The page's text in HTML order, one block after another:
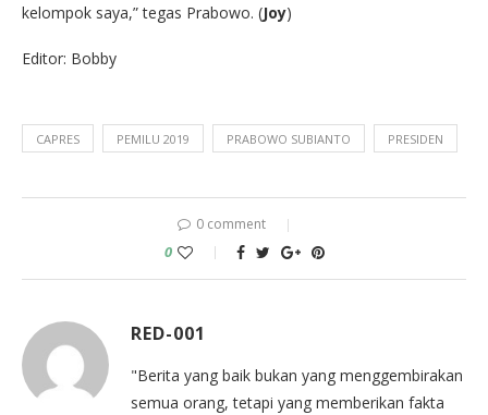
kelompok saya,” tegas Prabowo. (Joy)
Editor: Bobby
CAPRES PEMILU 2019 PRABOWO SUBIANTO PRESIDEN
0 comment
0
RED-001
"Berita yang baik bukan yang menggembirakan
semua orang, tetapi yang memberikan fakta